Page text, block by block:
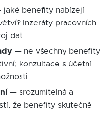
jaké benefity nabízejí
Inzeráty pracovních
dat
— ne všechny benefity
konzultace s účetní
— srozumitelná a
že benefity skutečně